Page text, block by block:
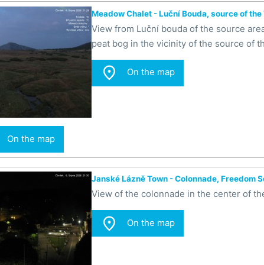
On the map
Meadow Chalet - Luční Bouda, source of the
View from Luční bouda of the source
peat bog in the vicinity of the source of
 On the map
Janské Lázně Town - Colonnade, Freedom
View of the colonnade in the center of
 On the map